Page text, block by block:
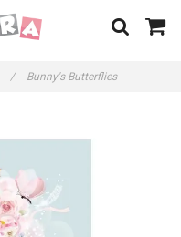
/ Bunny's Butterflies